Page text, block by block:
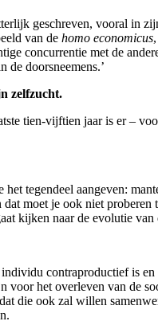
geschreven, vooral in
van de homo economicus
concurrentie met de
de doorsneemens.’
zelfzucht.
tien-vijftien jaar is er –
tegendeel aangeven:
moet je ook niet
kijken naar de evolutie van
contraproductief is
het overleven van de
die ook zal willen